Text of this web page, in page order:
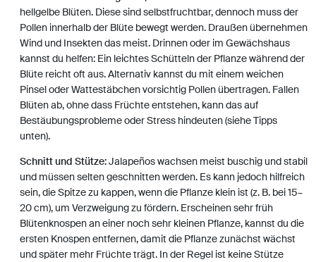
hellgelbe Blüten. Diese sind selbstfruchtbar, dennoch muss der
Pollen innerhalb der Blüte bewegt werden. Draußen übernehmen
Wind und Insekten das meist. Drinnen oder im Gewächshaus
kannst du helfen: Ein leichtes Schütteln der Pflanze während der
Blüte reicht oft aus. Alternativ kannst du mit einem weichen
Pinsel oder Wattestäbchen vorsichtig Pollen übertragen. Fallen
Blüten ab, ohne dass Früchte entstehen, kann das auf
Bestäubungsprobleme oder Stress hindeuten (siehe Tipps
unten).
Schnitt und Stütze:Jalapeños wachsen meist buschig und stabil
und müssen selten geschnitten werden. Es kann jedoch hilfreich
sein, die Spitze zu kappen, wenn die Pflanze klein ist (z. B. bei 15–
20 cm), um Verzweigung zu fördern. Erscheinen sehr früh
Blütenknospen an einer noch sehr kleinen Pflanze, kannst du die
ersten Knospen entfernen, damit die Pflanze zunächst wächst
und später mehr Früchte trägt. In der Regel ist keine Stütze